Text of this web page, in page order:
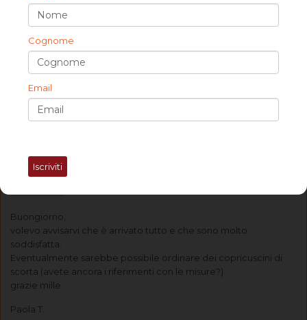
RECENSIONE:
Buongiorno,
Ho già ordinato qualche mese fa un nuovo rivestimento per il
mio divano angolare e mi sono trovata benissimo. Ora mi
piacerebbe far rivestire, per proteggerli, il divano e le due
poltrone della casa al mare che, essendo in pelle, non sono
sfoderabili, nemmeno i cuscini. Mandandovi foto e misure è
Paola T.
……………………..
Buongiorno,
volevo avvisarvi che è arrivato tutto e che sono molto
soddisfatta.
Eventualmente sarebbe possibile ordinare dei copricuscini di
scorta (avete ancora i riferimenti con le misure?)
grazie mille
Paola T.
Cognome
Email
Iscriviti